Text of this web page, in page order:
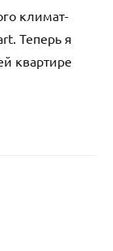
климат-
Теперь я
квартире